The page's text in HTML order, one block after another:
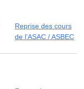
Reprise des cours
de l’ASAC / ASBEC